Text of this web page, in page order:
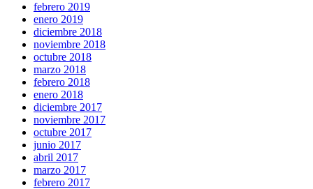
febrero 2019
enero 2019
diciembre 2018
noviembre 2018
octubre 2018
marzo 2018
febrero 2018
enero 2018
diciembre 2017
noviembre 2017
octubre 2017
junio 2017
abril 2017
marzo 2017
febrero 2017